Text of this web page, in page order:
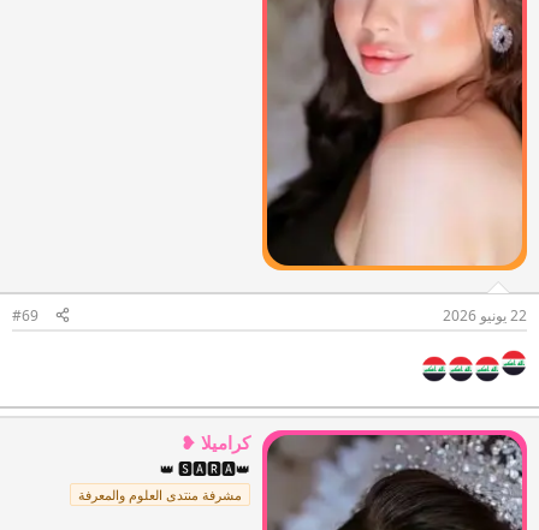
22 يونيو 2026 #69
كراميلا ❥
👑 🆂🅰🆁🅰👑
مشرفة منتدى العلوم والمعرفة